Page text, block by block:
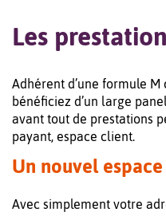
Les
Adhérent d’une formule
bénéficiez d’un large
avant tout de prestations
payant, espace client.
Un nouvel
Avec simplement votre